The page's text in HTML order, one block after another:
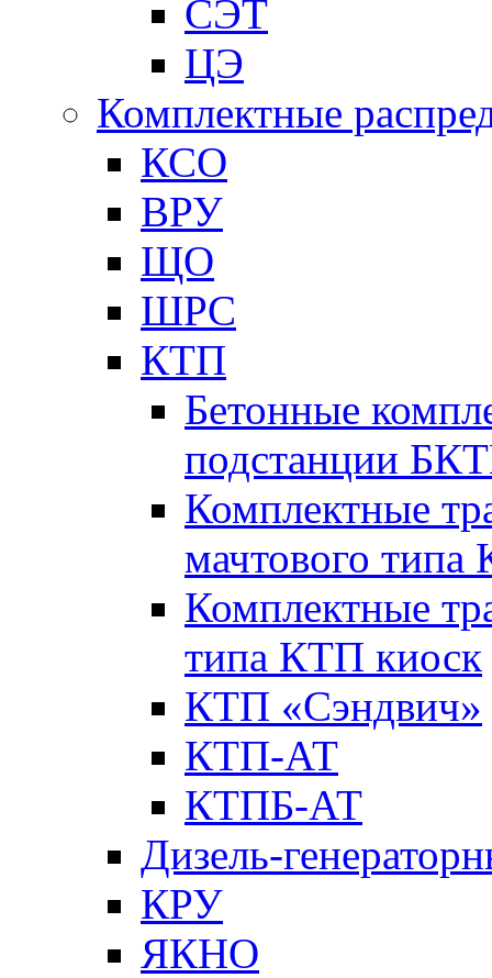
СЭТ
ЦЭ
Комплектные
КСО
ВРУ
ЩО
ШРС
КТП
Бетонные
подстанции
Комплектные
мачтового
Комплектные
типа КТП киоск
КТП «Сэндвич»
КТП-АТ
КТПБ-АТ
Дизель-
КРУ
ЯКНО